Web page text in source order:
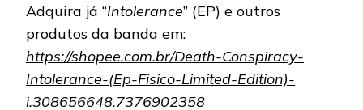
Adquira já “Intolerance” (EP) e outros
produtos da banda em:
https://shopee.com.br/Death-Conspiracy-
Intolerance-(Ep-Fisico-Limited-Edition)-
i.308656648.7376902358